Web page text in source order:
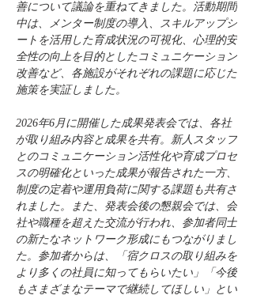
善について議論を重ねてきました。活動期間
中は、メンター制度の導入、スキルアップシ
ートを活用した育成状況の可視化、心理的安
全性の向上を目的としたコミュニケーション
改善など、各施設がそれぞれの課題に応じた
施策を実証しました。
2026年6月に開催した成果発表会では、各社
が取り組み内容と成果を共有。新人スタッフ
とのコミュニケーション活性化や育成プロセ
スの明確化といった成果が報告された一方、
制度の定着や運用負荷に関する課題も共有さ
れました。また、発表会後の懇親会では、会
社や職種を超えた交流が行われ、参加者同士
の新たなネットワーク形成にもつながりまし
た。参加者からは、「宿クロスの取り組みを
より多くの社員に知ってもらいたい」「今後
もさまざまなテーマで継続してほしい」とい